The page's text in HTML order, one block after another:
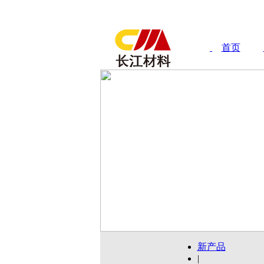
首页
新产品
|